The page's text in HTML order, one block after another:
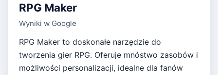
RPG Maker
Wyniki w Google
RPG Maker to doskonałe narzędzie do
tworzenia gier RPG. Oferuje mnóstwo zasobów i
możliwości personalizacji, idealne dla fanów